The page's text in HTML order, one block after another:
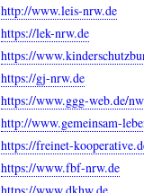
http://www.leis-nrw.de
https://lek-nrw.de
https://
https://gj-nrw.de
https://www.ggg-web.de/
http://www.gemeinsam-
https://freinet-
https://www.fbf-nrw.de